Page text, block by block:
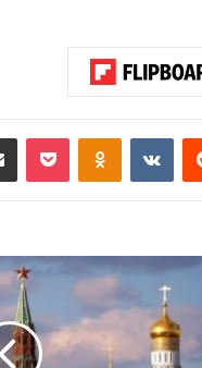
‏Reddit
‏VKontakte
Odnoklassniki
‫Pocket